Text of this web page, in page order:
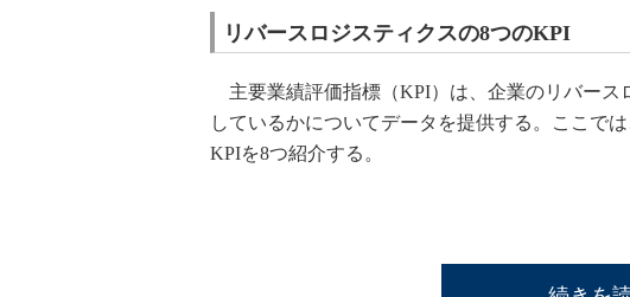
リバースロジスティクスの8つのKPI
主要業績評価指標（KPI）は、企業のリバース
しているかについてデータを提供する。ここで
KPIを8つ紹介する。